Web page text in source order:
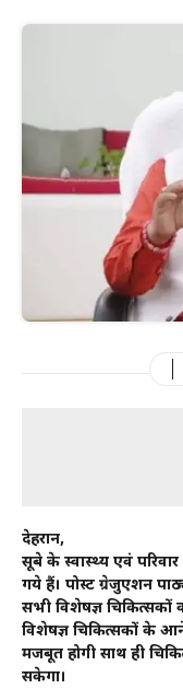
देहरादून,
सूबे के स्वास्थ्य एवं
गये हैं। पोस्ट ग्रेजुएशन
सभी विशेषज्ञ चिकित्सकों
विशेषज्ञ चिकित्सकों के
मजबूत होगी साथ ही
सकेगा।